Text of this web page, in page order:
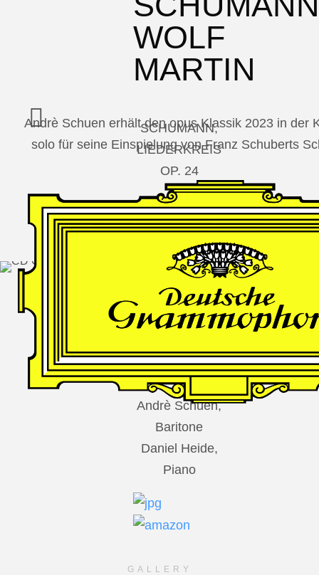
WOLF
MARTIN
SCHUMANN,
LIEDERKREIS
OP. 24
SECHS
MONOLOGE
AUS
JEDERMANN
GESÄNGE
DES
Andrè Schuen,
Baritone
Daniel Heide,
Piano
GALLERY
Andrè Schuen erhält den opus Klassik 2023 in der
solo für seine Einspielung von Franz Schuberts